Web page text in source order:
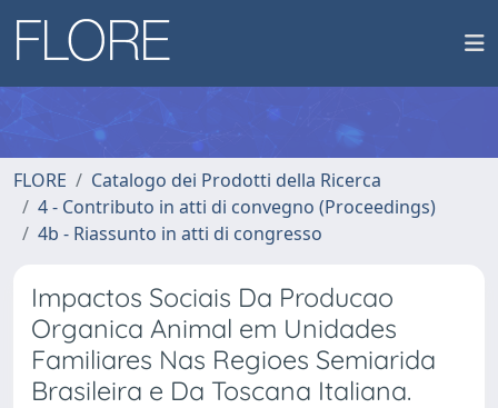
FLORE
Catalogo dei Prodotti della Ricerca
4 - Contributo in atti di convegno (Proceedings)
4b - Riassunto in atti di congresso
Impactos Sociais Da Producao
Organica Animal em Unidades
Familiares Nas Regioes Semiarida
Brasileira e Da Toscana Italiana.